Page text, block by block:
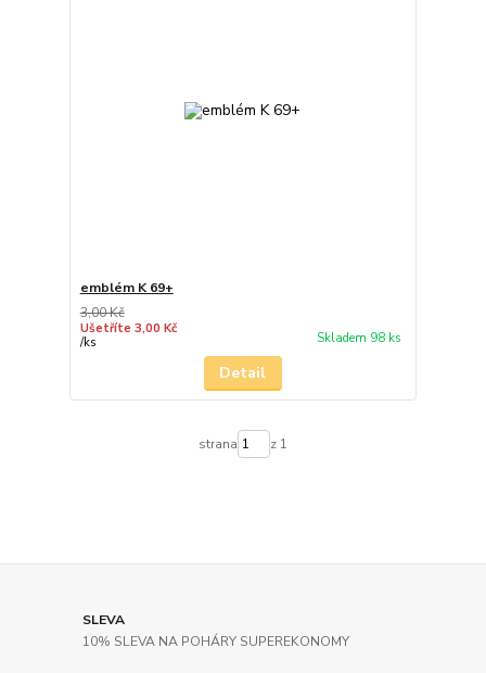
emblém K 69+
3,00 Kč
Ušetříte 3,00 Kč
/ks Skladem 98 ks
Detail
strana z 1
SLEVA
10% SLEVA NA POHÁRY SUPEREKONOMY